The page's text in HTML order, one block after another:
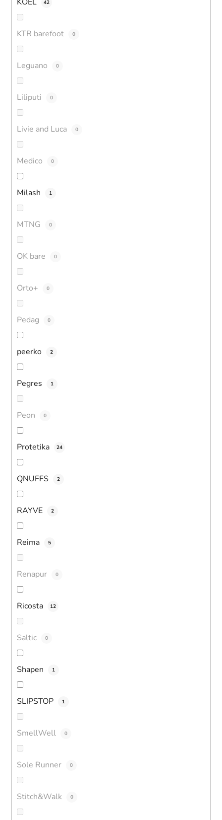
42
KTR barefoot 0
Leguano 0
Liliputi 0
Livie and Luca 0
Medico 0
Milash 1
MTNG 0
OK bare 0
Orto+ 0
Pedag 0
peerko 2
Pegres 1
Peon 0
Protetika 24
QNUFFS 2
RAYVE 2
Reima 5
Renapur 0
Ricosta 12
Saltic 0
Shapen 1
SLIPSTOP 1
SmellWell 0
Sole Runner 0
Stitch&Walk 0